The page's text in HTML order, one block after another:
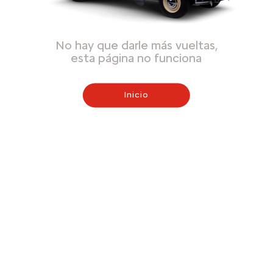
No hay que darle más vueltas,
esta página no funciona
Inicio